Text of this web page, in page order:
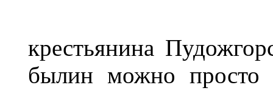
крестьянина
былин можно просто